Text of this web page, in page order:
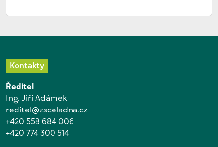
Kontakty
Ředitel
Ing. Jiří Adámek
reditel@zsceladna.cz
+420 558 684 006
+420 774 300 514